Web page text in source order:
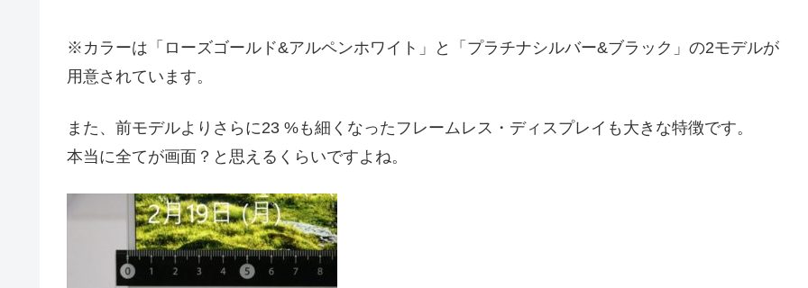
※カラーは「ローズゴールド&アルペンホワイト」と「プラチナシルバー&ブラック」の2モデルが
用意されています。
また、前モデルよりさらに23 %も細くなったフレームレス・ディスプレイも大きな特徴です。
本当に全てが画面？と思えるくらいですよね。